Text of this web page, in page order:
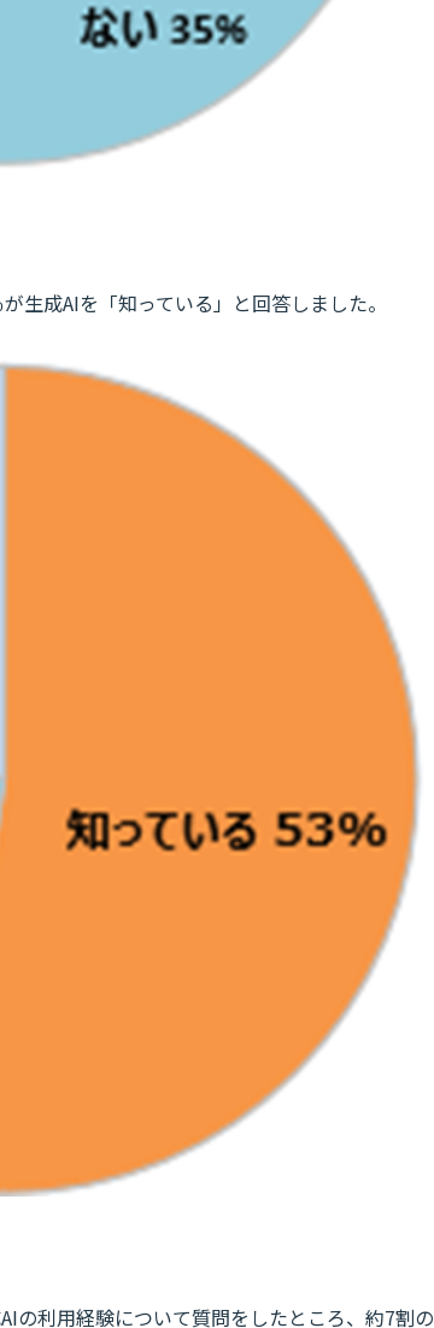
生成AIを「知っている」と回答しました。
の利用経験について質問をしたところ、約7割の